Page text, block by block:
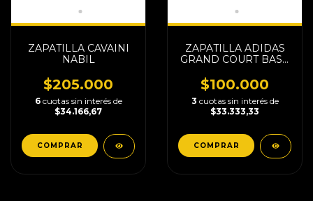
ZAPATILLA CAVAINI
NABIL
$205.000
6 cuotas sin interés de
$34.166,67
COMPRAR
ZAPATILLA ADIDAS
GRAND COURT BASE
$100.000
3 cuotas sin interés de
$33.333,33
COMPRAR